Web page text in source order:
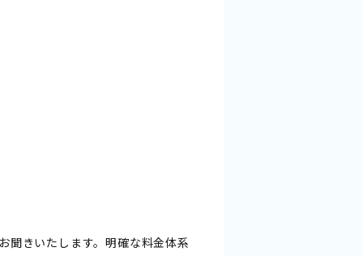
聞きいたします。明確な料金体系